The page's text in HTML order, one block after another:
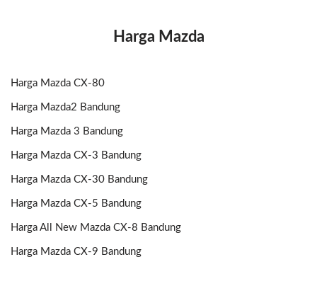
Harga Mazda
Harga Mazda CX-80
Harga Mazda2 Bandung
Harga Mazda 3 Bandung
Harga Mazda CX-3 Bandung
Harga Mazda CX-30 Bandung
Harga Mazda CX-5 Bandung
Harga All New Mazda CX-8 Bandung
Harga Mazda CX-9 Bandung